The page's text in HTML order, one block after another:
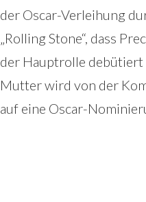
der Oscar-Verleihung
„Rolling Stone“, dass
der Hauptrolle debütiert
Mutter wird von der
auf eine Oscar-